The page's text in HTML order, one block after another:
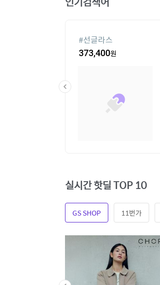
#선글라스
373,400원
실시간 핫딜 TOP 10
GS SHOP 11번가